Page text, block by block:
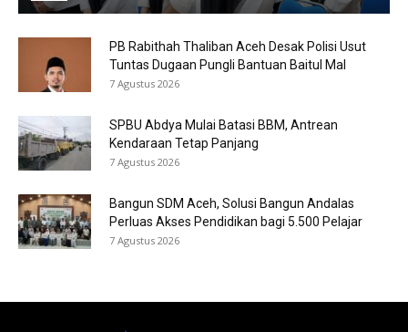
PB Rabithah Thaliban Aceh Desak Polisi Usut
Tuntas Dugaan Pungli Bantuan Baitul Mal
7 Agustus 2026
SPBU Abdya Mulai Batasi BBM, Antrean
Kendaraan Tetap Panjang
7 Agustus 2026
Bangun SDM Aceh, Solusi Bangun Andalas
Perluas Akses Pendidikan bagi 5.500 Pelajar
7 Agustus 2026